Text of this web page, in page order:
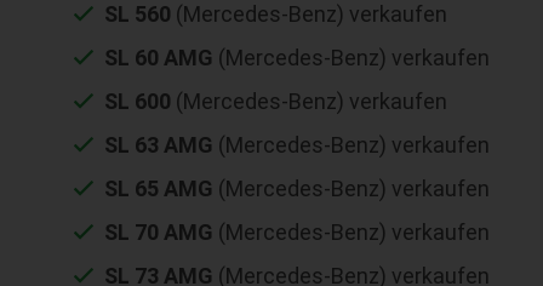
SL 560 (Mercedes-Benz) verkaufen
SL 60 AMG (Mercedes-Benz) verkaufen
SL 600 (Mercedes-Benz) verkaufen
SL 63 AMG (Mercedes-Benz) verkaufen
SL 65 AMG (Mercedes-Benz) verkaufen
SL 70 AMG (Mercedes-Benz) verkaufen
SL 73 AMG (Mercedes-Benz) verkaufen